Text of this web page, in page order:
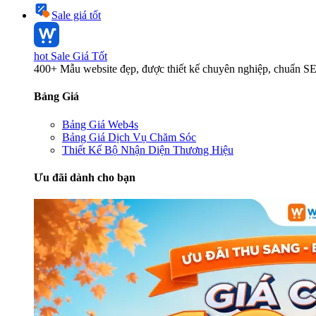
Sale giá tốt
hot Sale Giá Tốt
400+ Mẫu website đẹp, được thiết kế chuyên nghiệp, chuẩn
Bảng Giá
Bảng Giá Web4s
Bảng Giá Dịch Vụ Chăm Sóc
Thiết Kế Bộ Nhận Diện Thương Hiệu
Ưu đãi dành cho bạn